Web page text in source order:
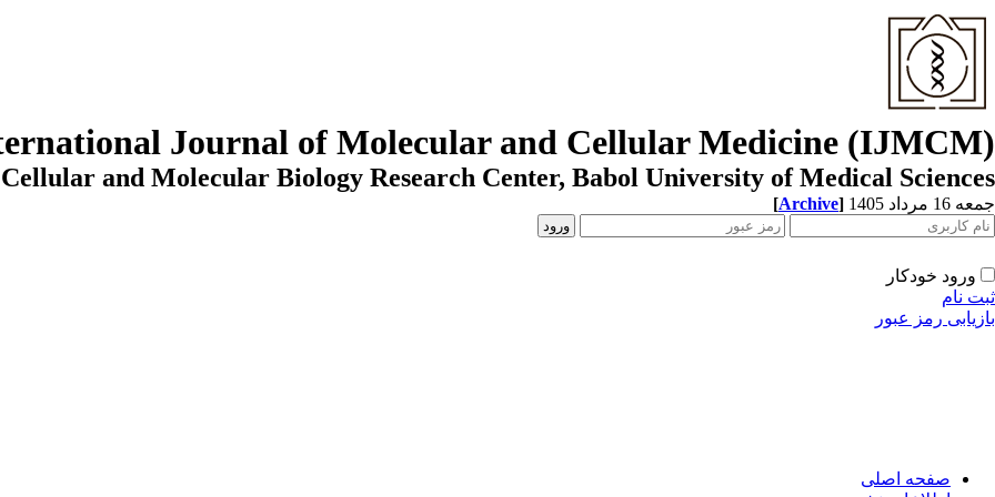
Journal of Molecular and Cellular Medicine (IJMCM)
Cellular and Molecular Biology Research Center, Babol University of Medical Sciences
جمعه 16 مرداد 1405 [Archive]
ورود خودکار
ثبت نام
بازیابی رمز عبور
صفحه اصلی